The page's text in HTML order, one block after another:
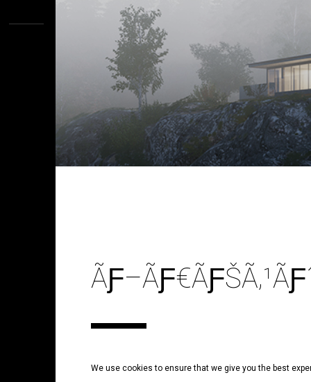
We use cookies to ensure that we give you the best